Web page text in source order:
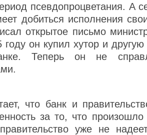
псевдопроцветания. А
добиться исполнения
открытое письмо
он купил хутор и
Теперь он не
что банк и
за то, что
уже не